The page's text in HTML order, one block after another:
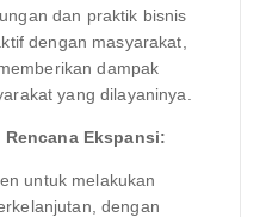
dan praktik bisnis
dengan masyarakat,
dampak
yang dilayaninya.
Rencana Ekspansi:
untuk melakukan
dengan